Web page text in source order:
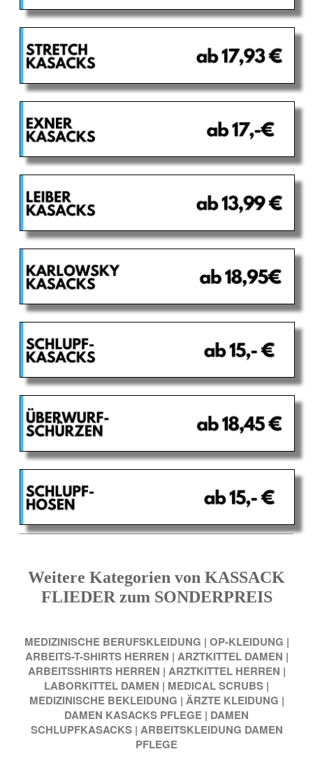
Weitere Kategorien von KASSACK
FLIEDER zum SONDERPREIS
MEDIZINISCHE BERUFSKLEIDUNG | OP-KLEIDUNG |
ARBEITS-T-SHIRTS HERREN | ARZTKITTEL DAMEN |
ARBEITSSHIRTS HERREN | ARZTKITTEL HERREN |
LABORKITTEL DAMEN | MEDICAL SCRUBS |
MEDIZINISCHE BEKLEIDUNG | ÄRZTE KLEIDUNG |
DAMEN KASACKS PFLEGE | DAMEN
SCHLUPFKASACKS | ARBEITSKLEIDUNG DAMEN
PFLEGE